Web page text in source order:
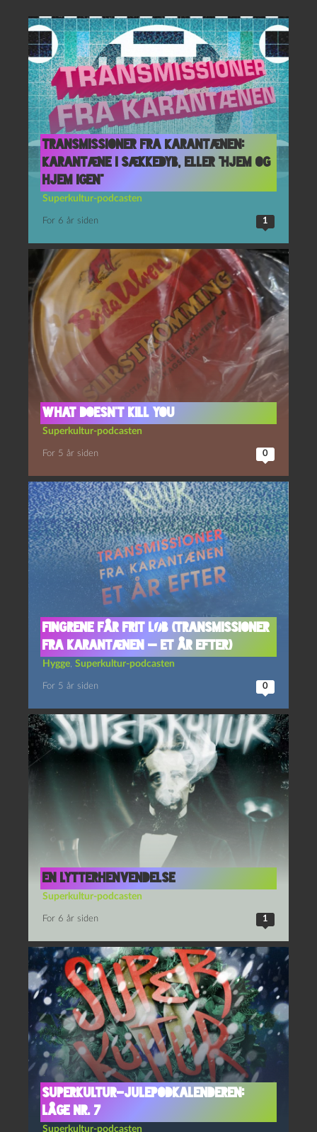
Transmissioner fra Karantænen:
Karantæne i Sækkedyb, eller “Hjem og
hjem igen”
Superkultur-podcasten
For 6 år siden 1
What doesn’t kill you
Superkultur-podcasten
For 5 år siden 0
Fingrene får frit løb (Transmissioner
fra karantænen — et år efter)
Hygge, Superkultur-podcasten
For 5 år siden 0
En lytterhenvendelse
Superkultur-podcasten
For 6 år siden 1
Superkultur-julepodkalenderen:
Låge nr. 7
Superkultur-podcasten